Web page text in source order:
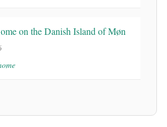
on the Danish Island of Møn